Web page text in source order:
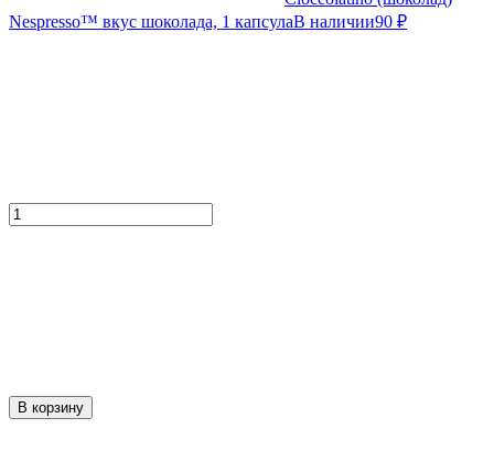
Nespresso™ вкус шоколада, 1 капсулаВ наличии90 ₽
В корзину